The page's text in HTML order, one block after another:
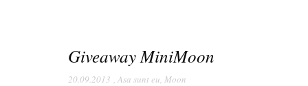
Giveaway MiniMoon
20.09.2013 , Asa sunt eu, Moon